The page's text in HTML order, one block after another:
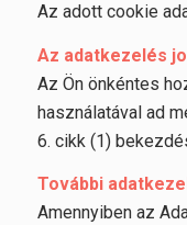
Az adott cookie
Az adatkezelés
Az Ön önkéntes
használatával ad
6. cikk (1)
További
Amennyiben az